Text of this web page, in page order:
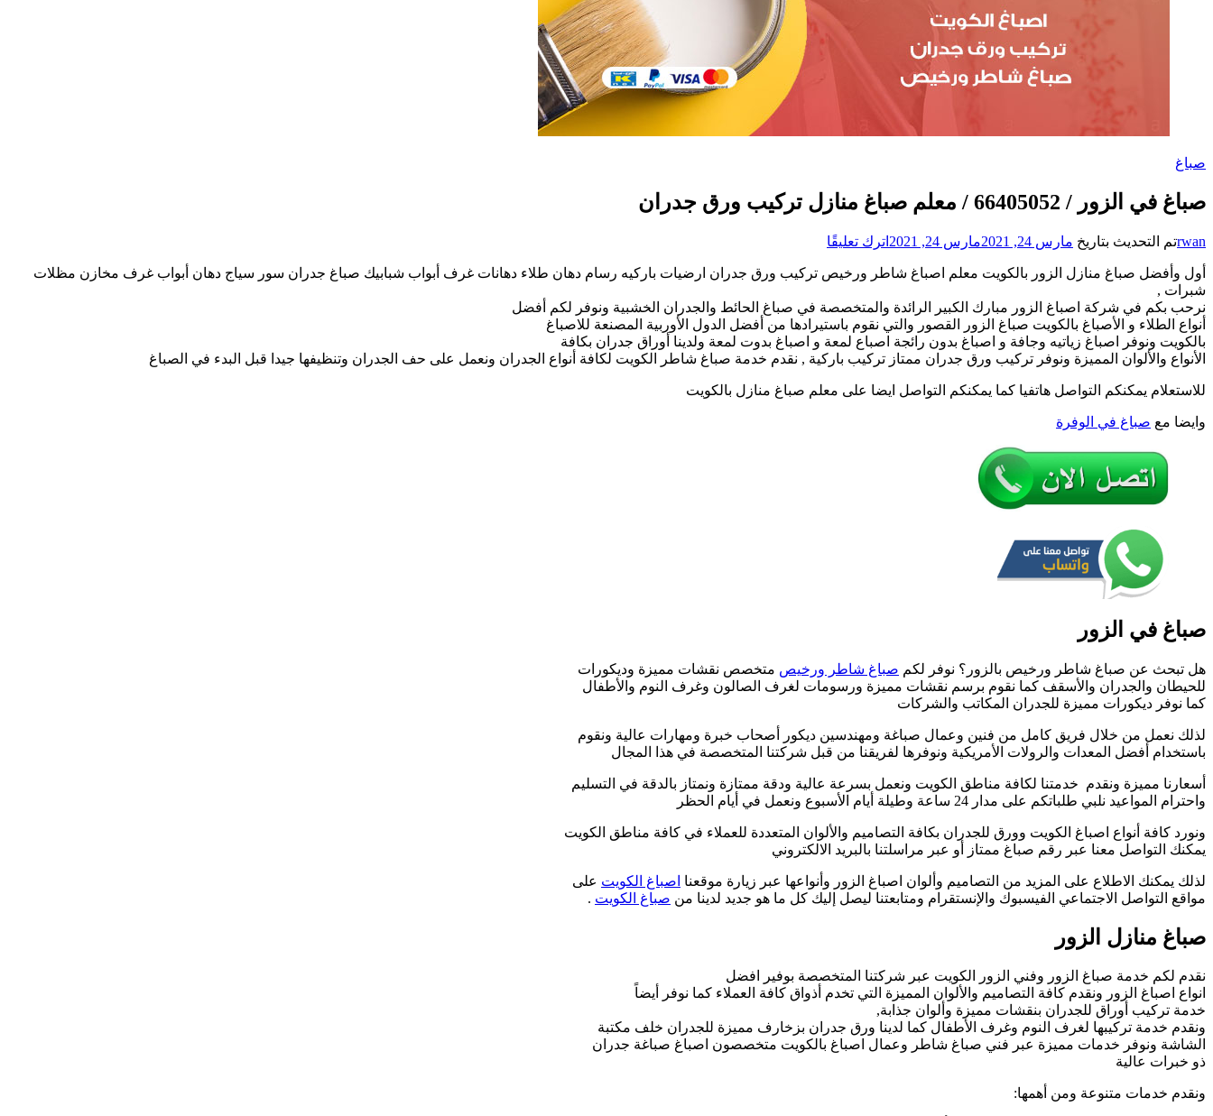
صباغ
صباغ في الزور / 66405052 / معلم صباغ منازل تركيب ورق جدران
rwanتم التحديث بتاريخ مارس 24, 2021 مارس 24, 2021 اترك تعليقًا
في
/
66405052
/
معلم
منازل
أول وأفضل صباغ منازل الزور بالكويت معلم اصباغ شاطر ورخيص تركيب ورق جدران ارضيات باركيه رسام دهان طلاء دهانات غرف أبواب شبابيك صباغ جدران سور سياج دهان أبواب غرف مخازن مظلات
شبرات ,
نرحب بكم في شركة اصباغ الزور مبارك الكبير الرائدة والمتخصصة في صباغ الحائط والجدران الخشبية ونوفر لكم أفضل
أنواع الطلاء و الأصباغ بالكويت صباغ الزور القصور والتي نقوم باستيرادها من أفضل الدول الأوربية المصنعة للاصباغ
بالكويت ونوفر اصباغ زياتيه وجافة و اصباغ بدون رائجة اصباع لمعة و اصباغ بدوت لمعة ولدينا أوراق جدران بكافة
الأنواع والألوان المميزة ونوفر تركيب ورق جدران ممتاز تركيب باركية , نقدم خدمة صباغ شاطر الكويت لكافة أنواع الجدران ونعمل على حف الجدران وتنظيفها جيدا قبل البدء في الصباغ
للاستعلام يمكنكم التواصل هاتفيا كما يمكنكم التواصل ايضا على معلم صباغ منازل بالكويت
وايضا مع صباغ في الوفرة
صباغ في الزور
هل تبحث عن صباغ شاطر ورخيص بالزور؟ نوفر لكم صباغ شاطر ورخيص متخصص نقشات مميزة وديكورات
للحيطان والجدران والأسقف كما نقوم برسم نقشات مميزة ورسومات لغرف الصالون وغرف النوم والأطفال
كما نوفر ديكورات مميزة للجدران المكاتب والشركات
لذلك نعمل من خلال فريق كامل من فنين وعمال صباغة ومهندسين ديكور أصحاب خبرة ومهارات عالية ونقوم
باستخدام أفضل المعدات والرولات الأمريكية ونوفرها لفريقنا من قبل شركتنا المتخصصة في هذا المجال
أسعارنا مميزة ونقدم خدمتنا لكافة مناطق الكويت ونعمل بسرعة عالية ودقة ممتازة ونمتاز بالدقة في التسليم
واحترام المواعيد نلبي طلباتكم على مدار 24 ساعة وطيلة أيام الأسبوع ونعمل في أيام الحظر
ونورد كافة أنواع اصباغ الكويت وورق للجدران بكافة التصاميم والألوان المتعددة للعملاء في كافة مناطق الكويت
يمكنك التواصل معنا عبر رقم صباغ ممتاز أو عبر مراسلتنا بالبريد الالكتروني
لذلك يمكنك الاطلاع على المزيد من التصاميم وألوان اصباغ الزور وأنواعها عبر زيارة موقعنا اصباغ الكويت على
مواقع التواصل الاجتماعي الفيسبوك والإنستقرام ومتابعتنا ليصل إليك كل ما هو جديد لدينا من صباغ الكويت .
صباغ منازل الزور
نقدم لكم خدمة صباغ الزور وفني الزور الكويت عبر شركتنا المتخصصة بوفير افضل
انواع اصباغ الزور ونقدم كافة التصاميم والألوان المميزة التي تخدم أذواق كافة العملاء كما نوفر أيضاً
خدمة تركيب أوراق للجدران بنقشات مميزة وألوان جذابة,
ونقدم خدمة تركيبها لغرف النوم وغرف الأطفال كما لدينا ورق جدران بزخارف مميزة للجدران خلف مكتبة
الشاشة ونوفر خدمات مميزة عبر فني صباغ شاطر وعمال اصباغ بالكويت متخصصون اصباغ صباغة جدران
ذو خبرات عالية
ونقدم خدمات متنوعة ومن أهمها: